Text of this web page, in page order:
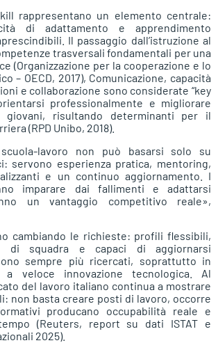
rappresentano un elemento centrale:
di adattamento e apprendimento
Il passaggio dall’istruzione al
trasversali fondamentali per una
(Organizzazione per la cooperazione e lo
– OECD, 2017), Comunicazione, capacità
e collaborazione sono considerate “key
professionalmente e migliorare
giovani, risultando determinanti per il
(RPD Unibo, 2018).
lavoro non può basarsi solo su
servono esperienza pratica, mentoring,
e un continuo aggiornamento. I
imparare dai fallimenti e adattarsi
un vantaggio competitivo reale»,
cambiando le richieste: profili flessibili,
di squadra e capaci di aggiornarsi
sempre più ricercati, soprattutto in
veloce innovazione tecnologica. Al
del lavoro italiano continua a mostrare
non basta creare posti di lavoro, occorre
producano occupabilità reale e
(Reuters, report su dati ISTAT e
2025).